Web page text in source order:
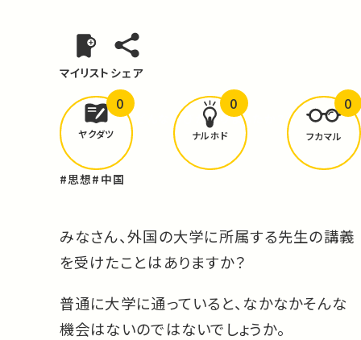
マイリスト シェア
どんな学びがありましたか？
ヤクダツ
0
ナルホド
0
フカマル
0
#思想#中国
みなさん、外国の大学に所属する先生の講義
を受けたことはありますか？
普通に大学に通っていると、なかなかそんな
機会はないのではないでしょうか。